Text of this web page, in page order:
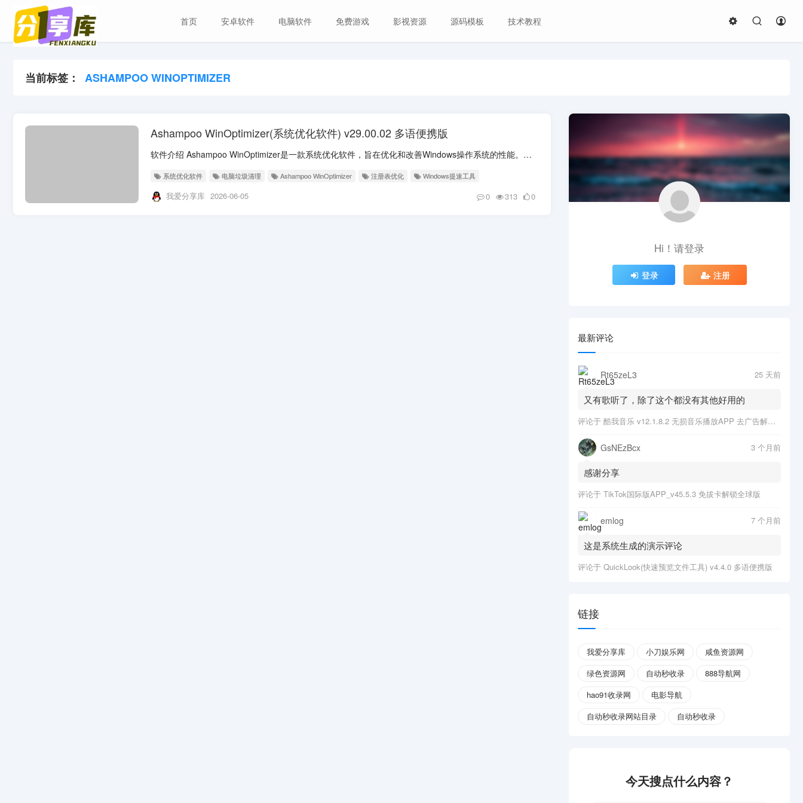
首页 安卓软件 电脑软件 免费游戏 影视资源 源码模板 技术教程
当前标签： ASHAMPOO WINOPTIMIZER
Ashampoo WinOptimizer(系统优化软件) v29.00.02 多语便携版
软件介绍 Ashampoo WinOptimizer是一款系统优化软件，旨在优化和改善Windows操作系统的性能。它拥有一系列功能，可以帮助用户清理系统垃圾文件...
系统优化软件 电脑垃圾清理 Ashampoo WinOptimizer 注册表优化 Windows提速工具
我爱分享库 2026-06-05 0 313 0
Hi！请登录
登录 注册
最新评论
Rt65zeL3 25 天前
又有歌听了，除了这个都没有其他好用的
评论于 酷我音乐 v12.1.8.2 无损音乐播放APP 去广告解锁会员版
GsNEzBcx 3 个月前
感谢分享
评论于 TikTok国际版APP_v45.5.3 免拔卡解锁全球版
emlog 7 个月前
这是系统生成的演示评论
评论于 QuickLook(快速预览文件工具) v4.4.0 多语便携版
链接
我爱分享库 小刀娱乐网
咸鱼资源网
绿色资源网
自动秒收录
888导航网
hao91收录网
电影导航
自动秒收录网站目录
自动秒收录
今天搜点什么内容？